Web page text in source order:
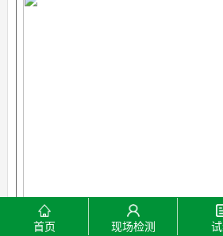
首页 现场检测